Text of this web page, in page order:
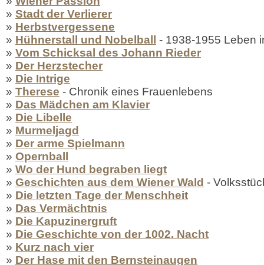
» Stadt der Verlierer
» Herbstvergessene
» Hühnerstall und Nobelball
- 1938-1955 Leben
» Vom Schicksal des Johann Rieder
» Der Herzstecher
» Die Intrige
» Therese - Chronik eines Frauenlebens
» Das Mädchen am Klavier
» Die Libelle
» Murmeljagd
» Der arme Spielmann
» Opernball
» Wo der Hund begraben liegt
» Geschichten aus dem Wiener Wald -
» Die letzten Tage der Menschheit
» Das Vermächtnis
» Die Kapuzinergruft
» Die Geschichte von der 1002. Nacht
» Kurz nach vier
» Der Hase mit den Bernsteinaugen